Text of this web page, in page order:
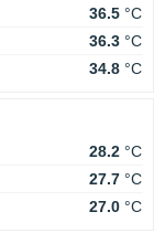
36.5 °C
36.3 °C
34.8 °C
28.2 °C
27.7 °C
27.0 °C